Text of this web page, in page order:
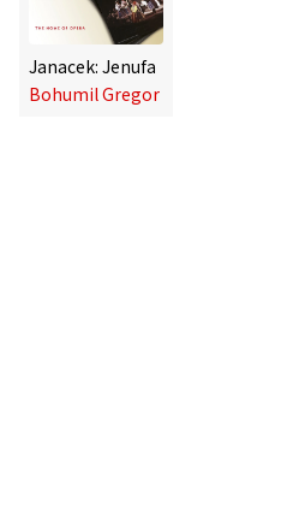
Janacek: Jenufa
Bohumil Gregor